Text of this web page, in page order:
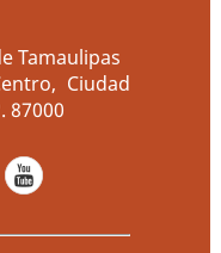
Tamaulipas
Ciudad
87000